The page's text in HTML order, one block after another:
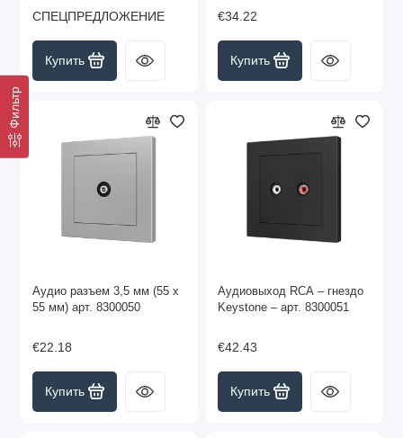
Фильтр
СПЕЦПРЕДЛОЖЕНИЕ
Купить
€34.22
Купить
Аудио разъем 3,5 мм (55 x
55 мм) арт. 8300050
€22.18
Купить
Аудиовыход RCA – гнездо
Keystone – арт. 8300051
€42.43
Купить